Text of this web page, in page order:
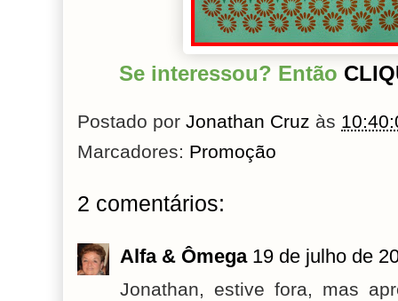
Se interessou? Então
Postado por Jonathan Cruz às
Marcadores: Promoção
2 comentários:
Alfa & Ômega 19 de julho de
Jonathan, estive fora, mas